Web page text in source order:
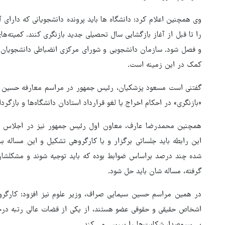
وی همچنین اعلام کرد: دانشگاه ها باید پرونده دانشجویانی که
را تا قبل از آغاز بازگشایی سال تحصیلی جدید بازنگری کنند.
و فصل شود. سازمان دانشجویی و شورای مرکزی انضباطی
کمک در این زمینه است.
گفتنی است مسعود پزشکیان، رئیس جمهور در مراسم معارفه حسین
«بازنگری» در احکام اخراج یا لغو قرارداد استادان دانشگاه‌ها و
همچنین محمدرضا عارف، معاون اول رئیس جمهور نیز در اجلاس
این رابطه باید جلساتی برگزار و یا کارگروهی تشکیل و این
شده چند درصد براساس ضوابط بوده که باید توجیه شوند و
گرفته، مساله شان باید حل شود.
در همین مراسم حسین سیمایی صراف، وزیر علوم نیز افزود:
اشخاص حقیقی و حقوقی عضو هستند، از یکی از قضات عالی رتبه